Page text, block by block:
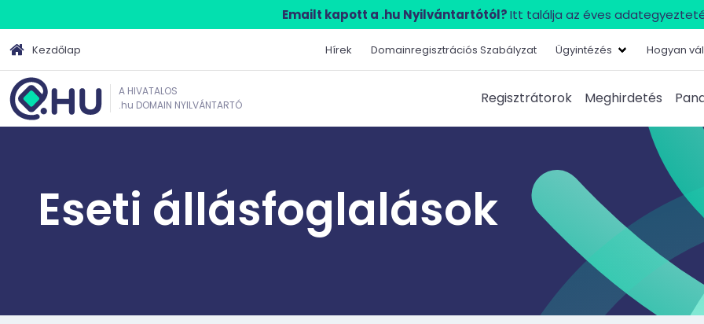
Emailt kapott a .hu Nyilvántartótól?Itt találja az éves
Kezdőlap Hírek Domainregisztrációs Szabályzat Ügyintézés Hogyan
A HIVATALOS
.hu DOMAIN NYILVÁNTARTÓ
Regisztrátorok Meghirdetés
Eseti állásfoglalások